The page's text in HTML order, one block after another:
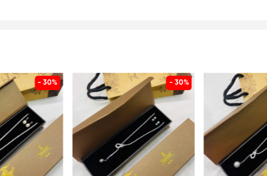
- 30% - 30%